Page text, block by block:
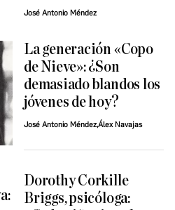
José Antonio Méndez
La generación «Copo
de Nieve»: ¿Son
demasiado blandos los
jóvenes de hoy?
José Antonio Méndez,Álex Navajas
Dorothy Corkille
Briggs, psicóloga: